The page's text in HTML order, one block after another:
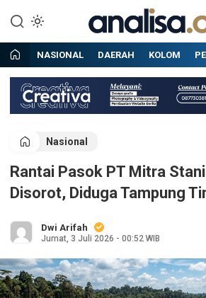
konten
Analisa
Situs berita online
NASIONAL DAERAH KOLOM
Nasional
Rantai Pasok PT Mitra
Disorot, Diduga Tampung
Dwi Arifah
Jumat, 3 Juli 2026 - 00:52 WIB